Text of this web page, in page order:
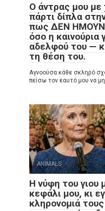
Ο άντρας μου
πάρτι δίπλα
πως ΔΕΝ ΗΜΟΥΝ
όσο η καινούρια
αδελφού του —
τη θέση του.
Αγνοούσα κάθε σκληρό
πείσω τον εαυτό μου να
ANIMALS
Η νύφη του γιου
κεφάλι μου, κι
κληρονομιά